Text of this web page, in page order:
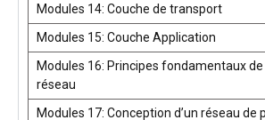
Modules 14: Couche de transport
Modules 15: Couche Application
Modules 16: Principes fondamentaux
réseau
Modules 17: Conception d’un réseau de